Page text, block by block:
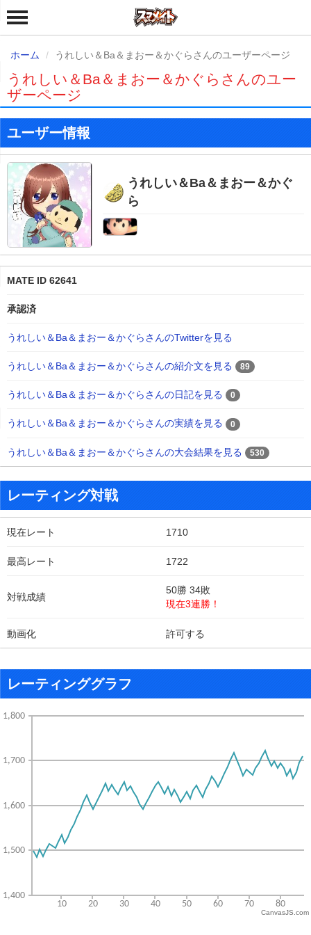
ホーム うれしい＆Ba＆まおー＆かぐらさんのユーザーページ
うれしい＆Ba＆まおー＆かぐらさんのユー
ザーページ
ユーザー情報
うれしい＆Ba＆まおー＆かぐ
ら
MATE ID 62641
承認済
うれしい＆Ba＆まおー＆かぐらさんのTwitterを見る
うれしい＆Ba＆まおー＆かぐらさんの紹介文を見る 89
うれしい＆Ba＆まおー＆かぐらさんの日記を見る 0
うれしい＆Ba＆まおー＆かぐらさんの実績を見る 0
うれしい＆Ba＆まおー＆かぐらさんの大会結果を見る 530
レーティング対戦
現在レート 1710
最高レート 1722
対戦成績
50勝 34敗
現在3連勝！
動画化 許可する
レーティンググラフ
CanvasJS.com